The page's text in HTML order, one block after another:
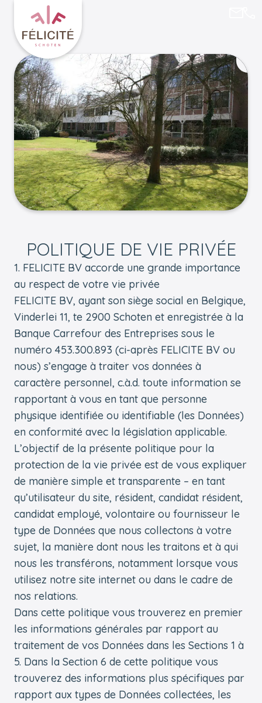
Retourner à l'accueil de Félicité
POLITIQUE DE VIE PRIVÉE
1. FELICITE BV accorde une grande importance
au respect de votre vie privée
FELICITE BV, ayant son siège social en Belgique,
Vinderlei 11, te 2900 Schoten et enregistrée à la
Banque Carrefour des Entreprises sous le
numéro 453.300.893 (ci-après FELICITE BV ou
nous) s’engage à traiter vos données à
caractère personnel, c.à.d. toute information se
rapportant à vous en tant que personne
physique identifiée ou identifiable (les Données)
en conformité avec la législation applicable.
L’objectif de la présente politique pour la
protection de la vie privée est de vous expliquer
de manière simple et transparente – en tant
qu’utilisateur du site, résident, candidat résident,
candidat employé, volontaire ou fournisseur le
type de Données que nous collectons à votre
sujet, la manière dont nous les traitons et à qui
nous les transférons, notamment lorsque vous
utilisez notre site internet ou dans le cadre de
nos relations.
Dans cette politique vous trouverez en premier
les informations générales par rapport au
traitement de vos Données dans les Sections 1 à
5. Dans la Section 6 de cette politique vous
trouverez des informations plus spécifiques par
rapport aux types de Données collectées, les